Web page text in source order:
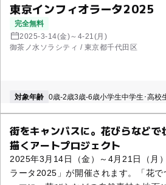
東京インフィオラータ2025
完全無料
2025-3-14(金)～4-21(月)
御茶ノ水ソラシティ / 東京都千代田区
対象年齢 0歳-2歳3歳-6歳小学生中学生･高校
街をキャンバスに。花びらなどで
描くアートプロジェクト
2025年3月14日（金）～4月21日（月
ラータ2025」が開催されます。「花